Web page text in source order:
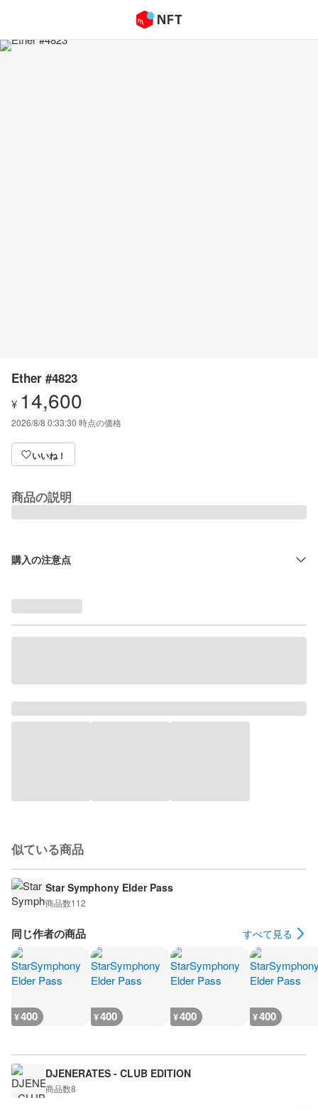
Ether #4823
¥ 14,600
2026/8/8 0:33:30 時点の価格
いいね！
商品の説明
購入の注意点
似ている商品
Star Symphony Elder Pass
商品数112
同じ作者の商品 すべて見る
¥400 ¥400 ¥400 ¥400
DJENERATES - CLUB EDITION
商品数8